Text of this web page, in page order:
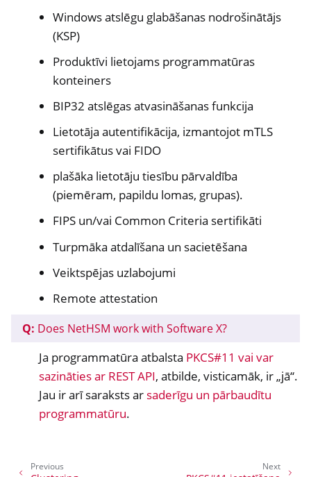
Windows atslēgu glabāšanas nodrošinātājs
(KSP)
Produktīvi lietojams programmatūras
konteiners
BIP32 atslēgas atvasināšanas funkcija
Lietotāja autentifikācija, izmantojot mTLS
sertifikātus vai FIDO
plašāka lietotāju tiesību pārvaldība
(piemēram, papildu lomas, grupas).
FIPS un/vai Common Criteria sertifikāti
Turpmāka atdalīšana un sacietēšana
Veiktspējas uzlabojumi
Remote attestation
Q: Does NetHSM work with Software X?
Ja programmatūra atbalsta PKCS#11 vai var
sazināties ar REST API, atbilde, visticamāk, ir „jā“.
Jau ir arī saraksts ar saderīgu un pārbaudītu
programmatūru.
Next
Previous